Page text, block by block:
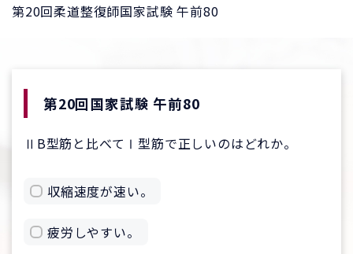
第20回柔道整復師国家試験 午前80
第20回国家試験 午前80
ⅡB型筋と比べてⅠ型筋で正しいのはどれか。
収縮速度が速い。
疲労しやすい。